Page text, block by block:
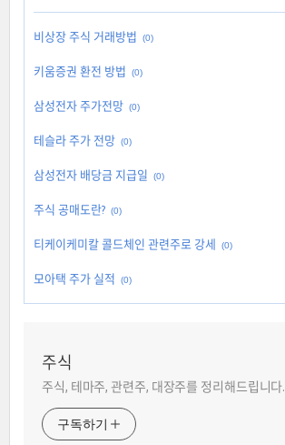
비상장 주식 거래방법 (0)
키움증권 환전 방법 (0)
삼성전자 주가전망 (0)
테슬라 주가 전망 (0)
삼성전자 배당금 지급일 (0)
주식 공매도란? (0)
티케이케미칼 콜드체인 관련주로 강세 (0)
모아택 주가 실적 (0)
주식
주식, 테마주, 관련주, 대장주를 정리해드립니다.
구독하기